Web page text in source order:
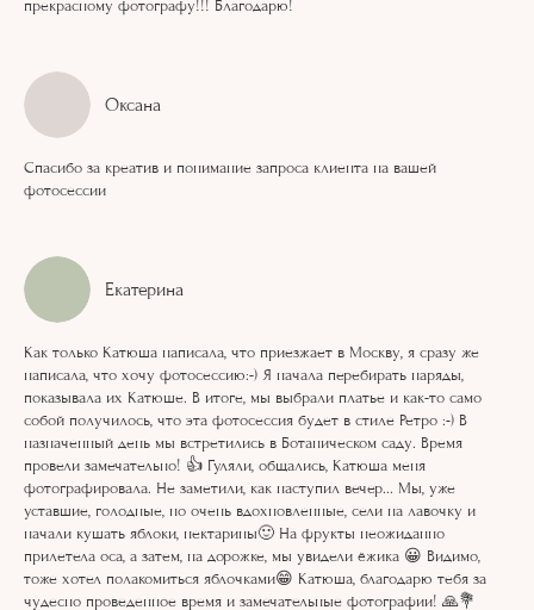
прекрасному фотографу!!! Благодарю!
Оксана
Спасибо за креатив и понимание запроса клиента на вашей
фотосессии
Екатерина
Как только Катюша написала, что приезжает в Москву, я сразу же
написала, что хочу фотосессию:-) Я начала перебирать наряды,
показывала их Катюше. В итоге, мы выбрали платье и как-то само
собой получилось, что эта фотосессия будет в стиле Ретро :-) В
назначенный день мы встретились в Ботаническом саду. Время
провели замечательно! 👍 Гуляли, общались, Катюша меня
фотографировала. Не заметили, как наступил вечер... Мы, уже
уставшие, голодные, но очень вдохновленные, сели на лавочку и
начали кушать яблоки, нектарины🙂 На фрукты неожиданно
прилетела оса, а затем, на дорожке, мы увидели ёжика 😀 Видимо,
тоже хотел полакомиться яблочками😁 Катюша, благодарю тебя за
чудесно проведенное время и замечательные фотографии! 🙏💐